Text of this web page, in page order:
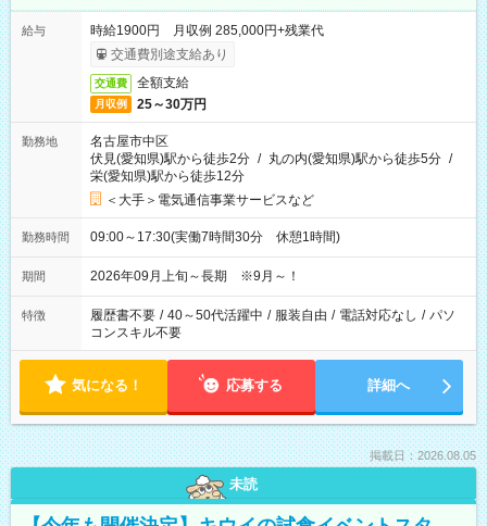
給与
時給1900円 月収例 285,000円+残業代
交通費別途支給あり
交通費 全額支給
月収例 25～30万円
勤務地
名古屋市中区
伏見(愛知県)駅から徒歩2分 / 丸の内(愛知県)駅から徒歩5分 /
栄(愛知県)駅から徒歩12分
＜大手＞電気通信事業サービスなど
勤務時間 09:00～17:30(実働7時間30分 休憩1時間)
期間 2026年09月上旬～長期 ※9月～！
特徴 履歴書不要 / 40～50代活躍中 / 服装自由 / 電話対応なし / パソ
コンスキル不要
気になる！ 応募する 詳細へ
掲載日：2026.08.05
未読